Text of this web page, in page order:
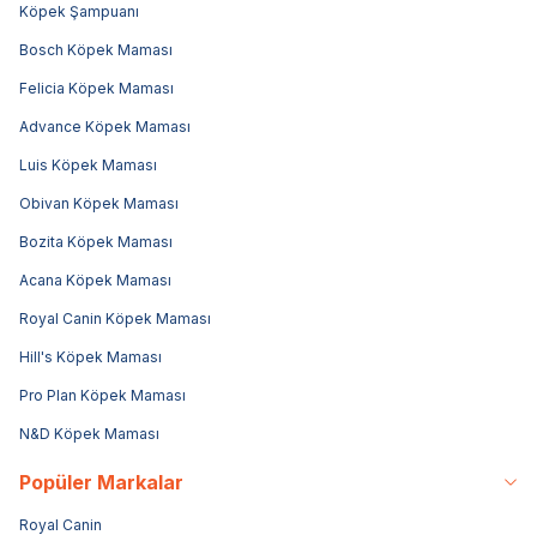
Köpek Şampuanı
Bosch Köpek Maması
Felicia Köpek Maması
Advance Köpek Maması
Luis Köpek Maması
Obivan Köpek Maması
Bozita Köpek Maması
Acana Köpek Maması
Royal Canin Köpek Maması
Hill's Köpek Maması
Pro Plan Köpek Maması
N&D Köpek Maması
Popüler Markalar
Royal Canin